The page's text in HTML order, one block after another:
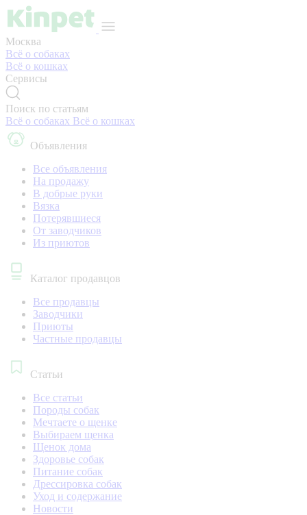
Москва
Всё о собаках
Всё о кошках
Сервисы
Поиск по статьям
Всё о собаках Всё о кошках
Объявления
Все объявления
На продажу
В добрые руки
Вязка
Потерявшиеся
От заводчиков
Из приютов
Каталог продавцов
Все продавцы
Заводчики
Приюты
Частные продавцы
Статьи
Все статьи
Породы собак
Мечтаете о щенке
Выбираем щенка
Щенок дома
Здоровье собак
Питание собак
Дрессировка собак
Уход и содержание
Новости